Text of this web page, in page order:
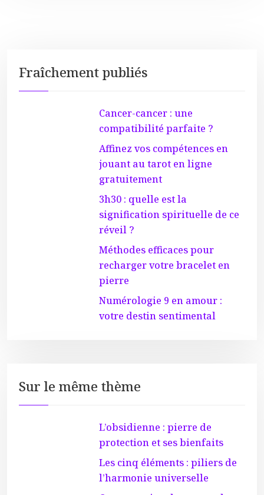
Fraîchement publiés
Cancer-cancer : une
compatibilité parfaite ?
Affinez vos compétences en
jouant au tarot en ligne
gratuitement
3h30 : quelle est la
signification spirituelle de ce
réveil ?
Méthodes efficaces pour
recharger votre bracelet en
pierre
Numérologie 9 en amour :
votre destin sentimental
Sur le même thème
L’obsidienne : pierre de
protection et ses bienfaits
Les cinq éléments : piliers de
l’harmonie universelle